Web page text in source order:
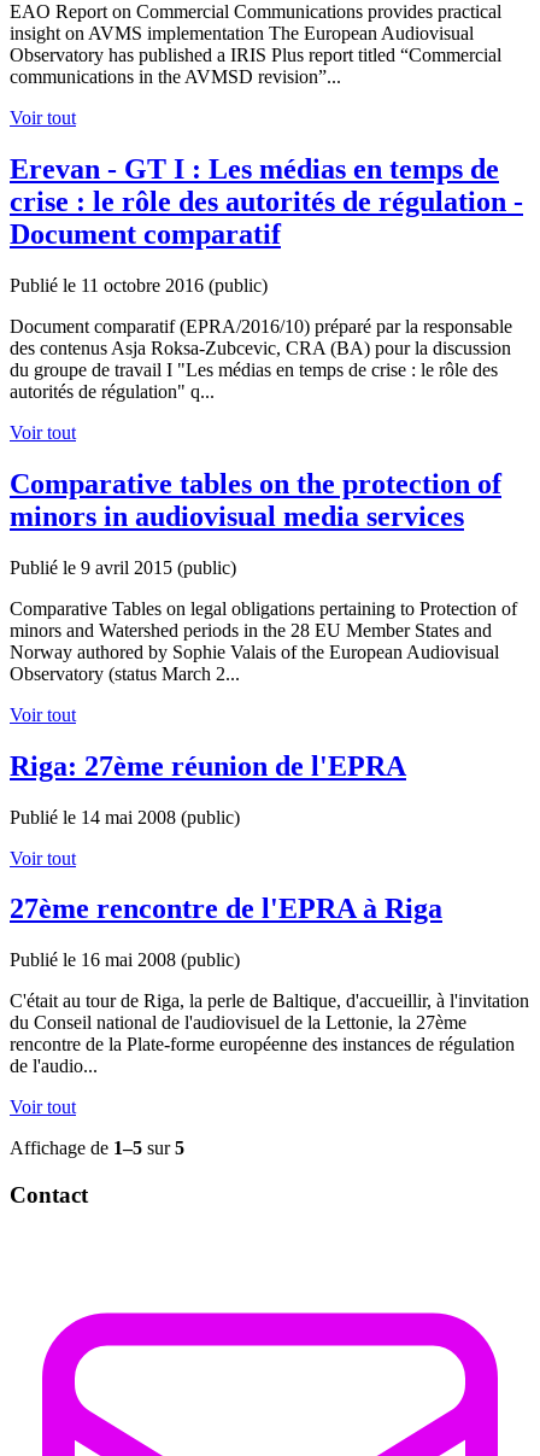
EAO Report on Commercial Communications provides practical
insight on AVMS implementation The European Audiovisual
Observatory has published a IRIS Plus report titled “Commercial
communications in the AVMSD revision”...
Voir tout
Erevan - GT I : Les médias en temps de
crise : le rôle des autorités de régulation -
Document comparatif
Publié le 11 octobre 2016 (public)
Document comparatif (EPRA/2016/10) préparé par la responsable
des contenus Asja Roksa-Zubcevic, CRA (BA) pour la discussion
du groupe de travail I "Les médias en temps de crise : le rôle des
autorités de régulation" q...
Voir tout
Comparative tables on the protection of
minors in audiovisual media services
Publié le 9 avril 2015 (public)
Comparative Tables on legal obligations pertaining to Protection of
minors and Watershed periods in the 28 EU Member States and
Norway authored by Sophie Valais of the European Audiovisual
Observatory (status March 2...
Voir tout
Riga: 27ème réunion de l'EPRA
Publié le 14 mai 2008 (public)
Voir tout
27ème rencontre de l'EPRA à Riga
Publié le 16 mai 2008 (public)
C'était au tour de Riga, la perle de Baltique, d'accueillir, à l'invitation
du Conseil national de l'audiovisuel de la Lettonie, la 27ème
rencontre de la Plate-forme européenne des instances de régulation
de l'audio...
Voir tout
Affichage de 1–5 sur5
Contact